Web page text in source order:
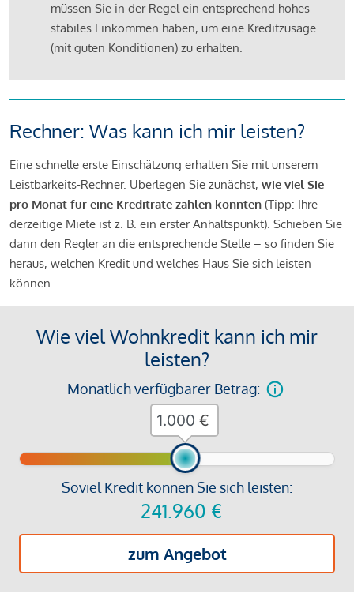
müssen Sie in der Regel ein entsprechend hohes
stabiles Einkommen haben, um eine Kreditzusage
(mit guten Konditionen) zu erhalten.
Rechner: Was kann ich mir leisten?
Eine schnelle erste Einschätzung erhalten Sie mit unserem
Leistbarkeits-Rechner. Überlegen Sie zunächst, wie viel Sie
pro Monat für eine Kreditrate zahlen könnten (Tipp: Ihre
derzeitige Miete ist z. B. ein erster Anhaltspunkt). Schieben Sie
dann den Regler an die entsprechende Stelle – so finden Sie
heraus, welchen Kredit und welches Haus Sie sich leisten
können.
Wie viel Wohnkredit kann ich mir
leisten?
Monatlich verfügbarer Betrag:
Soviel Kredit können Sie sich leisten:
241.960 €
zum Angebot
€